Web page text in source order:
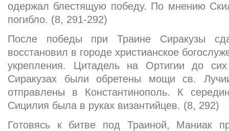
одержал блестящую победу. По мнению
погибло. (8, 291-292)
После победы при Траине Сиракузы
восстановил в городе христианское
укрепления. Цитадель на Ортигии до
Сиракузах были обретены мощи св.
отправлены в Константинополь. К
Сицилия была в руках византийцев. (8, 292)
Готовясь к битве под Траиной, Маниак